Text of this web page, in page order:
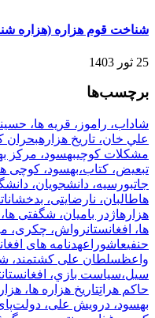
شناخت قوم هزاره (هزاره
25 ثور 1403
برچسب‌ها
شاداب، راموز، قریه ها،
علي خان، تاریخ هزارهبحران
مشکلات کوچیبهسود، مرکز
تبعیض، کتاب،بهسود، کوچی
جاتبورسیه، دانشجویان،
هاطالبان، نارضایتی، بدخشان
هزارهاژدر بامیان، شگفتی ها،
ها، افغانستانرواش، چکری،
حنفیعاشورا عهدنامه های
واعظسلطان علی کشتمند،
سیل،سياست بازي، افغانستان
حاكم هراتِتاریخ هزاره ها،
بهسود، درویش علی،